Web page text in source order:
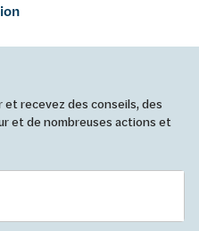
recevez des conseils, des
et de nombreuses actions et